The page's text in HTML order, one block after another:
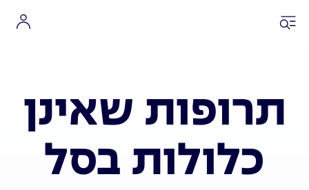
תרופות שאינן
כלולות בסל